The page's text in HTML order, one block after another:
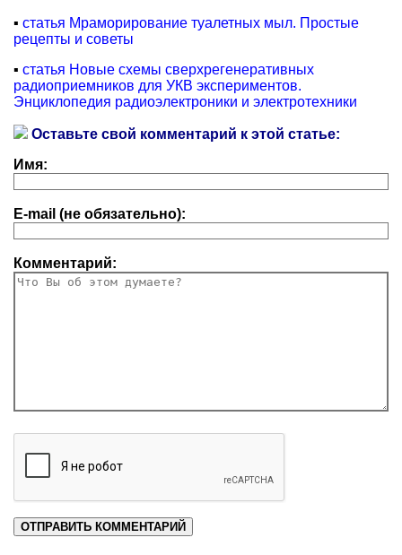
▪ статья Мраморирование туалетных мыл. Простые
рецепты и советы
▪ статья Новые схемы сверхрегенеративных
радиоприемников для УКВ экспериментов.
Энциклопедия радиоэлектроники и электротехники
Оставьте свой комментарий к этой статье:
Имя:
E-mail (не обязательно):
Комментарий: